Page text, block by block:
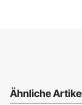
Ähnliche